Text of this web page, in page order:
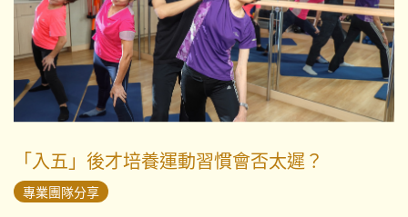
「入五」後才培養運動習慣會否太遲？
專業團隊分享